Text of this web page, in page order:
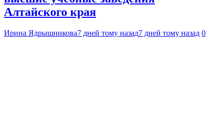
Алтайского края
Ирина Ядрышникова7 дней тому назад7 дней тому назад 0